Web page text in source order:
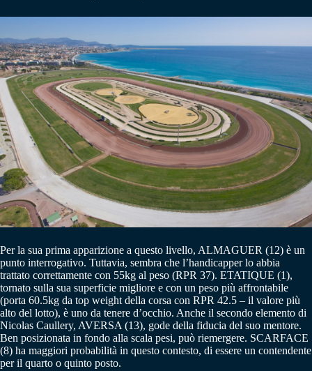
Per la sua prima apparizione a questo livello, ALMAGUER (12) è un
punto interrogativo. Tuttavia, sembra che l’handicapper lo abbia
trattato correttamente con 55kg al peso (RPR 37). ETATIQUE (1),
tornato sulla sua superficie migliore e con un peso più affrontabile
(porta 60.5kg da top weight della corsa con RPR 42.5 – il valore più
alto del lotto), è uno da tenere d’occhio. Anche il secondo elemento di
Nicolas Caullery, AVERSA (13), gode della fiducia del suo mentore.
Ben posizionata in fondo alla scala pesi, può riemergere. SCARFACE
(8) ha maggiori probabilità in questo contesto, di essere un contendente
per il quarto o quinto posto.